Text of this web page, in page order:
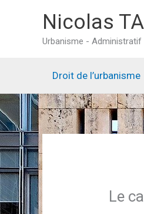
Nicolas
Urbanisme -
Droit de l’urbanisme
Le